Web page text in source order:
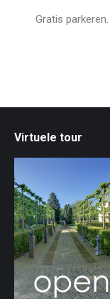
Gratis parkeren.
Virtuele tour